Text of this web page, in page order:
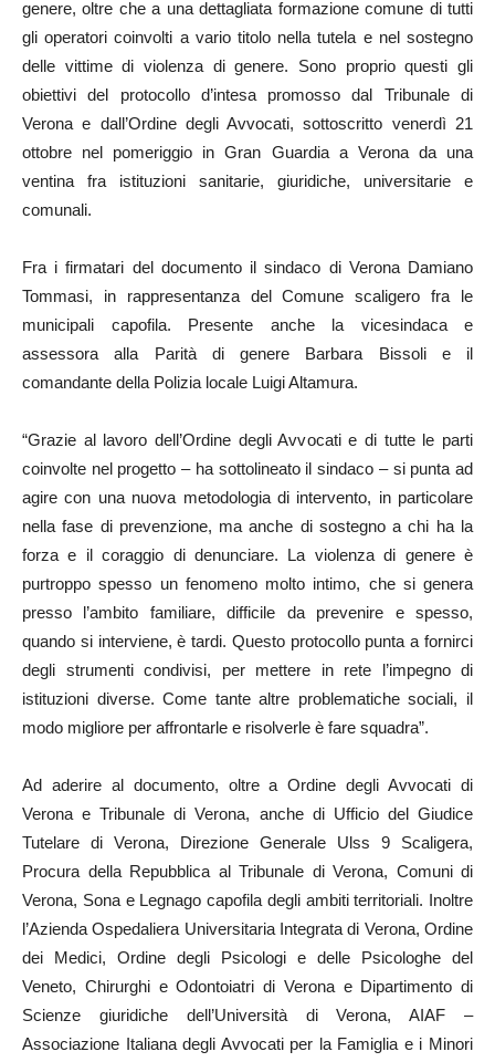
genere, oltre che a una dettagliata formazione comune di tutti
gli operatori coinvolti a vario titolo nella tutela e nel sostegno
delle vittime di violenza di genere. Sono proprio questi gli
obiettivi del protocollo d’intesa promosso dal Tribunale di
Verona e dall’Ordine degli Avvocati, sottoscritto venerdì 21
ottobre nel pomeriggio in Gran Guardia a Verona da una
ventina fra istituzioni sanitarie, giuridiche, universitarie e
comunali.
Fra i firmatari del documento il sindaco di Verona Damiano
Tommasi, in rappresentanza del Comune scaligero fra le
municipali capofila. Presente anche la vicesindaca e
assessora alla Parità di genere Barbara Bissoli e il
comandante della Polizia locale Luigi Altamura.
“Grazie al lavoro dell’Ordine degli Avvocati e di tutte le parti
coinvolte nel progetto – ha sottolineato il sindaco – si punta ad
agire con una nuova metodologia di intervento, in particolare
nella fase di prevenzione, ma anche di sostegno a chi ha la
forza e il coraggio di denunciare. La violenza di genere è
purtroppo spesso un fenomeno molto intimo, che si genera
presso l’ambito familiare, difficile da prevenire e spesso,
quando si interviene, è tardi. Questo protocollo punta a fornirci
degli strumenti condivisi, per mettere in rete l’impegno di
istituzioni diverse. Come tante altre problematiche sociali, il
modo migliore per affrontarle e risolverle è fare squadra”.
Ad aderire al documento, oltre a Ordine degli Avvocati di
Verona e Tribunale di Verona, anche di Ufficio del Giudice
Tutelare di Verona, Direzione Generale Ulss 9 Scaligera,
Procura della Repubblica al Tribunale di Verona, Comuni di
Verona, Sona e Legnago capofila degli ambiti territoriali. Inoltre
l’Azienda Ospedaliera Universitaria Integrata di Verona, Ordine
dei Medici, Ordine degli Psicologi e delle Psicologhe del
Veneto, Chirurghi e Odontoiatri di Verona e Dipartimento di
Scienze giuridiche dell’Università di Verona, AIAF –
Associazione Italiana degli Avvocati per la Famiglia e i Minori